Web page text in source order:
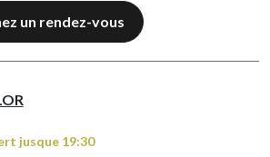
un rendez-vous
jusque 19:30